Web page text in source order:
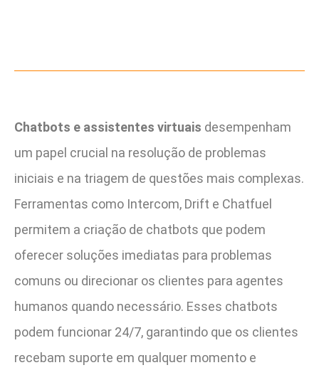
Chatbots e assistentes virtuais desempenham
um papel crucial na resolução de problemas
iniciais e na triagem de questões mais complexas.
Ferramentas como Intercom, Drift e Chatfuel
permitem a criação de chatbots que podem
oferecer soluções imediatas para problemas
comuns ou direcionar os clientes para agentes
humanos quando necessário. Esses chatbots
podem funcionar 24/7, garantindo que os clientes
recebam suporte em qualquer momento e